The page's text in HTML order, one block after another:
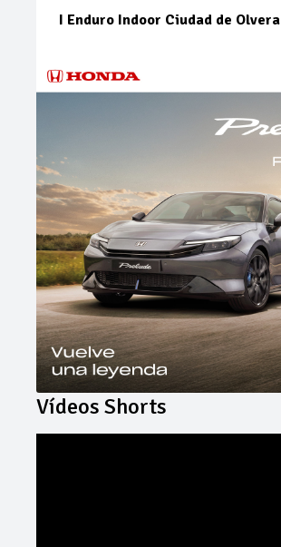
I Enduro Indoor Ciudad de Olvera
Vídeos Shorts